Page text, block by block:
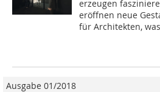
erzeugen
eröffnen neue
für Architekten,
Ausgabe 01/2018